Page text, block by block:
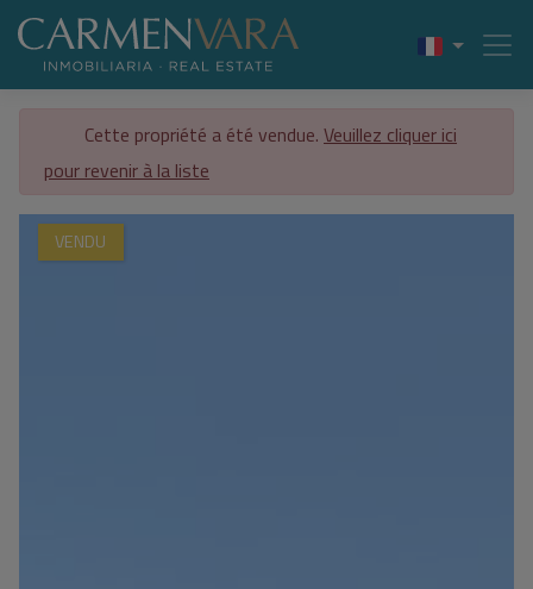
Cette propriété a été vendue. Veuillez cliquer ici
pour revenir à la liste
VENDU